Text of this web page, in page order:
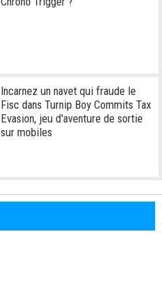
Incarnez un navet qui fraude le
Fisc dans Turnip Boy Commits Tax
Evasion, jeu d'aventure de sortie
sur mobiles